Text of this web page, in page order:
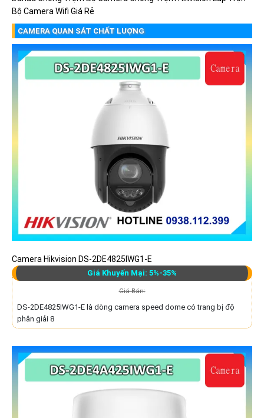
Bộ Camera Wifi Giá Rẻ
CAMERA QUAN SÁT CHẤT LƯỢNG
Camera Hikvision DS-2DE4825IWG1-E
Giá Khuyến Mại: 5%-35%
Giá Bán:
DS-2DE4825IWG1-E là dòng camera speed dome có trang bị độ
phân giải 8